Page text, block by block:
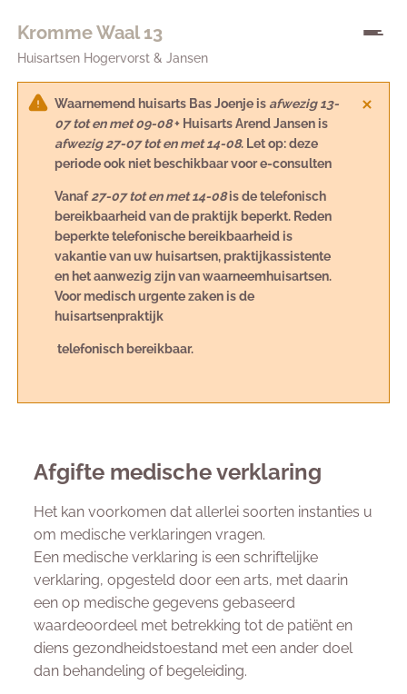
Kromme Waal 13
Huisartsen Hogervorst & Jansen
Waarnemend huisarts Bas Joenje is afwezig 13-
07 tot en met 09-08+ Huisarts Arend Jansen is
afwezig 27-07 tot en met 14-08. Let op: deze
periode ook niet beschikbaar voor e-consulten
Vanaf27-07 tot en met 14-08is de telefonisch
bereikbaarheid van de praktijk beperkt. Reden
beperkte telefonische bereikbaarheid is
vakantie van uw huisartsen, praktijkassistente
en het aanwezig zijn van waarneemhuisartsen.
Voor medisch urgente zaken is de
huisartsenpraktijk
telefonisch bereikbaar.
Afgifte medische verklaring
Het kan voorkomen dat allerlei soorten instanties u
om medische verklaringen vragen.
Een medische verklaring is een schriftelijke
verklaring, opgesteld door een arts, met daarin
een op medische gegevens gebaseerd
waardeoordeel met betrekking tot de patiënt en
diens gezondheidstoestand met een ander doel
dan behandeling of begeleiding.